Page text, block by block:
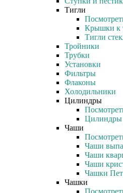
Тигли
Крышки к
Тигли
Тройники
Трубки
Установки
Фильтры
Флаконы
Холодильники
Цилиндры
Цилиндры
Чаши
Чаши
Чаши
Чаши
Чашки
Чашки